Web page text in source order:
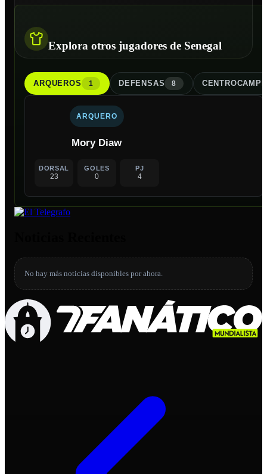
Explora otros jugadores de Senegal
ARQUEROS 1 DEFENSAS 8
ARQUERO
Mory Diaw
DORSAL
23
GOLES
0
PJ
4
No hay más noticias disponibles por ahora.